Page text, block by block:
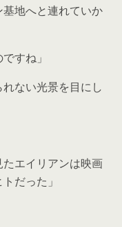
地へと連れていか
すね」
れない光景を目にし
たエイリアンは映画
だった」